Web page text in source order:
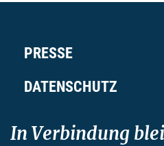
PRESSE
DATENSCHUTZ
In Verbindung